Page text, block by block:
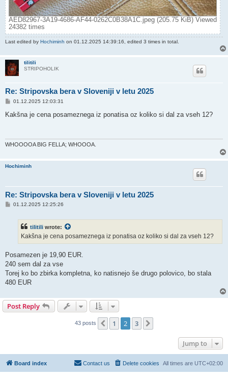
AED82967-3A19-4686-AF44-0262C0B38A1C.jpeg (205.75 KiB) Viewed
24382 times
Last edited by Hochiminh on 01.12.2025 14:39:16, edited 3 times in total.
tilitili
STRIPOHOLIK
Re: Stripovska bera v Sloveniji v letu 2025
P
s
01.12.2025 12:03:31
Kakšna je cena posameznega iz ponatisa oz koliko si dal za vseh 12?
WHOOOOA BIG FELLA; WHOOOA.
Hochiminh
Re: Stripovska bera v Sloveniji v letu 2025
P01.12.2025 12:25:26
tilitili wrote:
Kakšna je cena posameznega iz ponatisa oz koliko si dal za vseh 12?
Posamezen je 19,90 EUR.
240 sem dal za vse
Torej ko bo zbirka kompletna, ko natisnejo še drugo polovico, bo stala
480 EUR
Post Reply
43 posts Previous
1 2 3
Jump to
Board index All times are UTC+02:00
Delete cookies
Contact us